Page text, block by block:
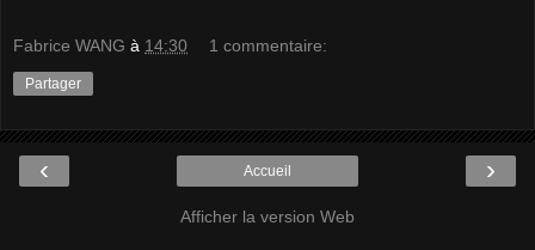
Fabrice WANG à 14:30 1 commentaire:
Partager
‹ ›
Accueil
Afficher la version Web